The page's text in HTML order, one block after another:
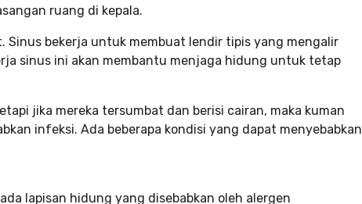
ruang di kepala.
Sinus bekerja untuk membuat lendir tipis yang mengalir
sinus ini akan membantu menjaga hidung untuk tetap
jika mereka tersumbat dan berisi cairan, maka kuman
infeksi. Ada beberapa kondisi yang dapat menyebabkan
lapisan hidung yang disebabkan oleh alergen